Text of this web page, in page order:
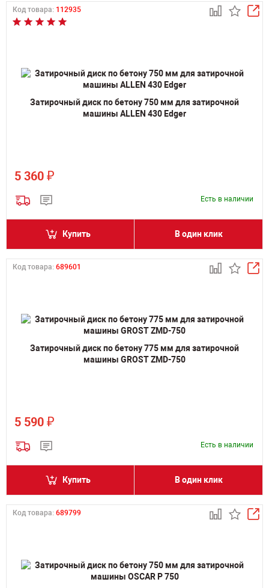
Код товара: 112935
Затирочный диск по бетону 750 мм для затирочной
машины ALLEN 430 Edger
5 360 ₽
Есть в наличии
Купить В один клик
Код товара: 689601
Затирочный диск по бетону 775 мм для затирочной
машины GROST ZMD-750
5 590 ₽
Есть в наличии
Купить В один клик
Код товара: 689799